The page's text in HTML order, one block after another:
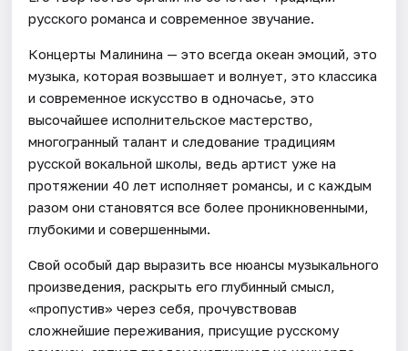
русского романса и современное звучание.
Концерты Малинина — это всегда океан эмоций, это
музыка, которая возвышает и волнует, это классика
и современное искусство в одночасье, это
высочайшее исполнительское мастерство,
многогранный талант и следование традициям
русской вокальной школы, ведь артист уже на
протяжении 40 лет исполняет романсы, и с каждым
разом они становятся все более проникновенными,
глубокими и совершенными.
Свой особый дар выразить все нюансы музыкального
произведения, раскрыть его глубинный смысл,
«пропустив» через себя, прочувствовав
сложнейшие переживания, присущие русскому